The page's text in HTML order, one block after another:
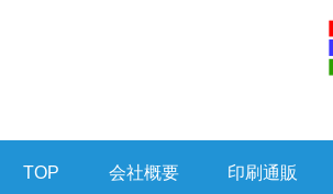
TOP 会社概要 印刷通販